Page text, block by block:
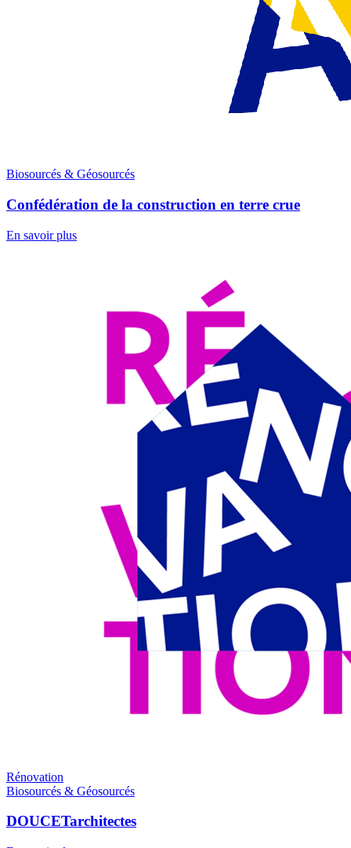
Biosourcés & Géosourcés
Confédération de la construction en terre crue
En savoir plus
Rénovation
Biosourcés & Géosourcés
DOUCETarchitectes